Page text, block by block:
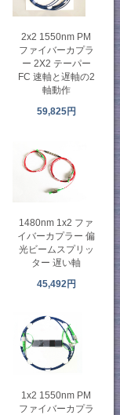
2x2 1550nm PM
ファイバーカプラ
ー 2X2 テーパー
FC 速軸と遅軸の2
軸動作
59,825円
1480nm 1x2 ファ
イバーカプラー 偏
光ビームスプリッ
ター 遅い軸
45,492円
1x2 1550nm PM
ファイバーカプラ